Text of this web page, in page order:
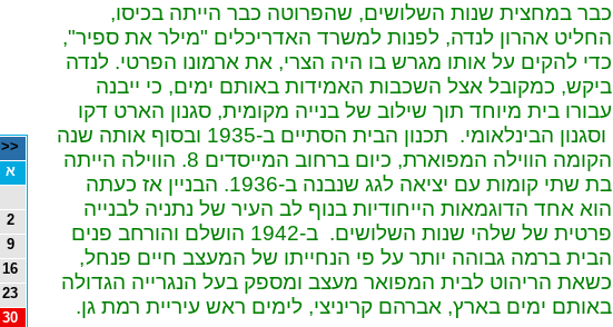
כבר במחצית שנות השלושים, שהפרוטה כבר הייתה בכיסו,
החליט אהרון לנדה, לפנות למשרד האדריכלים "מילר את ספיר",
כדי להקים על אותו מגרש בו היה הצרי, את ארמונו הפרטי. לנדה
ביקש, כמקובל אצל השכבות האמידות באותם ימים, כי ייבנה
עבורו בית מיוחד תוך שילוב של בנייה מקומית, סגנון הארט דקו
וסגנון הבינלאומי. תכנון הבית הסתיים ב-1935 ובסוף אותה שנה
הקומה הווילה המפוארת, כיום ברחוב המייסדים 8. הווילה הייתה
בת שתי קומות עם יציאה לגג שנבנה ב-1936. הבניין אז כעתה
הוא אחד הדוגמאות הייחודיות בנוף לב העיר של נתניה לבנייה
פרטית של שלהי שנות השלושים. ב-1942 הושלם והורחב פנים
הבית ברמה גבוהה יותר על פי הנחייתו של המעצב חיים פנחל,
כשאת הריהוט לבית המפואר מעצב ומספק בעל הנגרייה הגדולה
באותם ימים בארץ, אברהם קריניצי, לימים ראש עיריית רמת גן.
<<
א
2
9
16
23
30